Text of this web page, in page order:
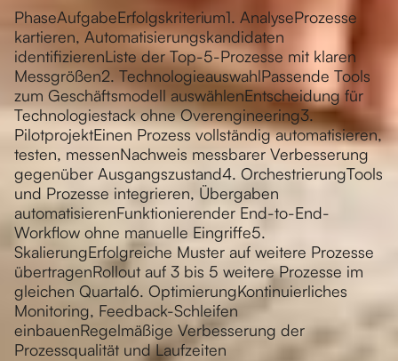
PhaseAufgabeErfolgskriterium1. AnalyseProzesse
kartieren, Automatisierungskandidaten
identifizierenListe der Top-5-Prozesse mit klaren
Messgrößen2. TechnologieauswahlPassende Tools
zum Geschäftsmodell auswählenEntscheidung für
Technologiestack ohne Overengineering3.
PilotprojektEinen Prozess vollständig automatisieren,
testen, messenNachweis messbarer Verbesserung
gegenüber Ausgangszustand4. OrchestrierungTools
und Prozesse integrieren, Übergaben
automatisierenFunktionierender End-to-End-
Workflow ohne manuelle Eingriffe5.
SkalierungErfolgreiche Muster auf weitere Prozesse
übertragenRollout auf 3 bis 5 weitere Prozesse im
gleichen Quartal6. OptimierungKontinuierliches
Monitoring, Feedback-Schleifen
einbauenRegelmäßige Verbesserung der
Prozessqualität und Laufzeiten